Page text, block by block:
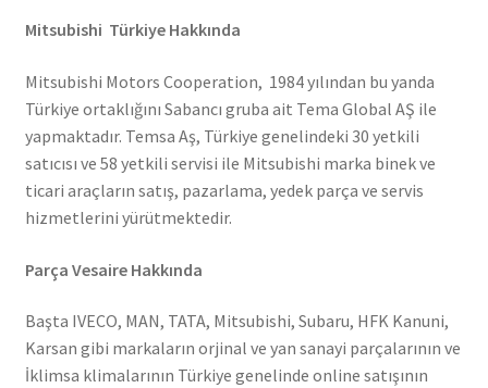
Mitsubishi Türkiye Hakkında
Mitsubishi Motors Cooperation, 1984 yılından bu yanda
Türkiye ortaklığını Sabancı gruba ait Tema Global AŞ ile
yapmaktadır. Temsa Aş, Türkiye genelindeki 30 yetkili
satıcısı ve 58 yetkili servisi ile Mitsubishi marka binek ve
ticari araçların satış, pazarlama, yedek parça ve servis
hizmetlerini yürütmektedir.
Parça Vesaire Hakkında
Başta IVECO, MAN, TATA, Mitsubishi, Subaru, HFK Kanuni,
Karsan gibi markaların orjinal ve yan sanayi parçalarının ve
İklimsa klimalarının Türkiye genelinde online satışının